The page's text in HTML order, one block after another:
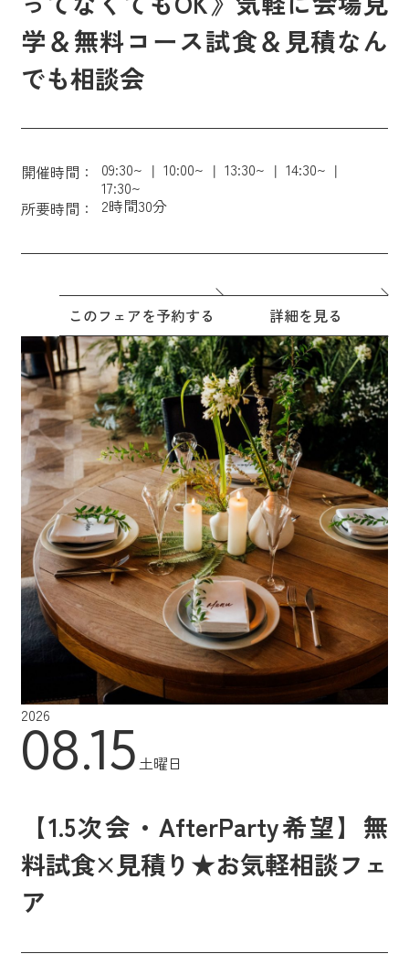
学＆無料コース試食＆見積なん
でも相談会
開催時間： 09:30~ 10:00~ 13:30~
14:30~
17:30~
所要時間：
2時間30分
このフェアを予約する 詳細を見る
2026
08.15土曜日
【1.5次会・AfterParty希望】無
料試食×見積り★お気軽相談フェ
ア